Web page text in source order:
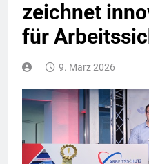
zeichnet
für
9. März 2026